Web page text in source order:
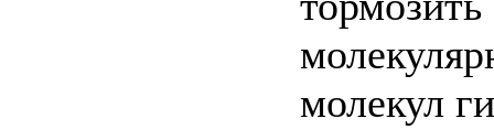
молекул